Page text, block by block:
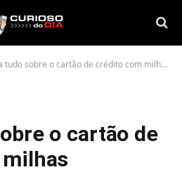
tudo sobre o cartão de crédito com milhas
o cartão de